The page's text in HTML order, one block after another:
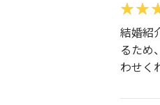
結婚紹
るため
わせく